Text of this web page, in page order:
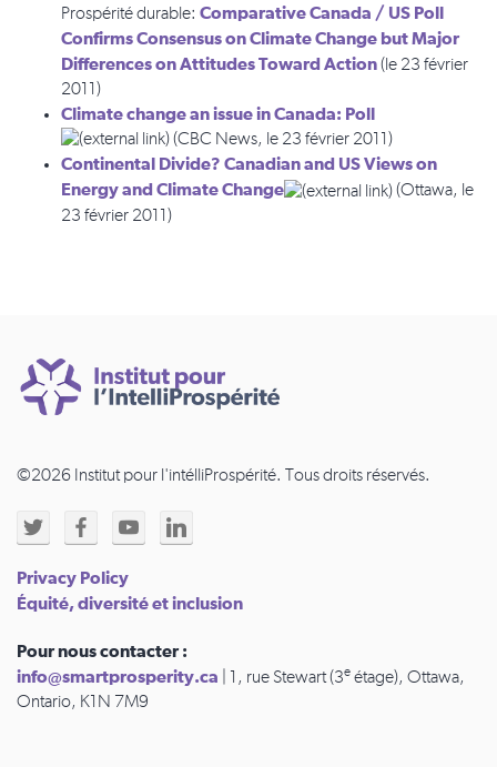
Prospérité durable: Comparative Canada / US Poll
Confirms Consensus on Climate Change but Major
Differences on Attitudes Toward Action(le 23 février
2011)
Climate change an issue in Canada: Poll
(CBC News, le 23 février 2011)
Continental Divide? Canadian and US Views on
Energy and Climate Change
(Ottawa, le
23 février 2011)
©2026 Institut pour l'intélliProspérité. Tous droits réservés.
Privacy Policy
Équité, diversité et inclusion
Pour nous contacter :
info@smartprosperity.ca | 1, rue Stewart (3e étage), Ottawa,
Ontario, K1N 7M9